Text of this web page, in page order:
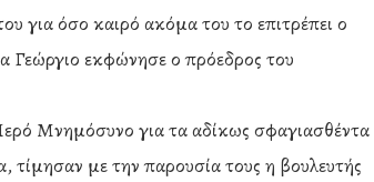
για όσο καιρό ακόμα του το επιτρέπει ο
Γεώργιο εκφώνησε ο πρόεδρος του
Μνημόσυνο για τα αδίκως σφαγιασθέντα
με την παρουσία τους η βουλευτής